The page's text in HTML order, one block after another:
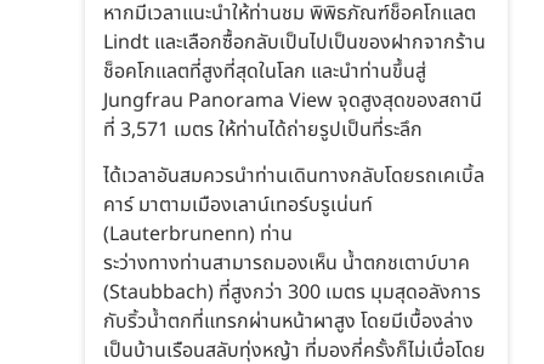
หากมีเวลาแนะนำให้ท่านชม พิพิธภัณฑ์ช็อคโกแลต
Lindt และเลือกซื้อกลับเป็นไปเป็นของฝากจากร้าน
ช็อคโกแลตที่สูงที่สุดในโลก และนำท่านขึ้นสู่
Jungfrau Panorama View จุดสูงสุดของสถานี
ที่ 3,571 เมตร ให้ท่านได้ถ่ายรูปเป็นที่ระลึก
ได้เวลาอันสมควรนำท่านเดินทางกลับโดยรถเคเบิ้ล
คาร์ มาตามเมืองเลาน์เทอร์บรูเน่นท์
(Lauterbrunenn) ท่าน
ระว่างทางท่านสามารถมองเห็น น้ำตกชเตาบ์บาค
(Staubbach) ที่สูงกว่า 300 เมตร มุมสุดอลังการ
กับริ้วน้ำตกที่แทรกผ่านหน้าผาสูง โดยมีเบื้องล่าง
เป็นบ้านเรือนสลับทุ่งหญ้า ที่มองกี่ครั้งก็ไม่เบื่อโดย